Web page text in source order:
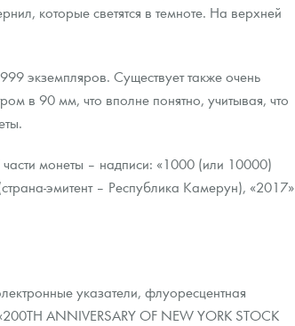
которые светятся в темноте. На верхней
экземпляров. Существует также очень
в 90 мм, что вполне понятно, учитывая, что
монеты – надписи: «1000 (или 10000)
эмитент – Республика Камерун), «2017»
указатели, флуоресцентная
ANNIVERSARY OF NEW YORK STOCK